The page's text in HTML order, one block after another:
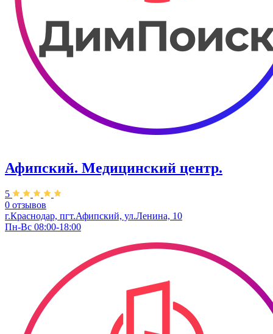
Афипский. Медицинский центр.
5
0 отзывов
г.Краснодар, пгт.Афипский, ул.Ленина, 10
Пн-Вс 08:00-18:00